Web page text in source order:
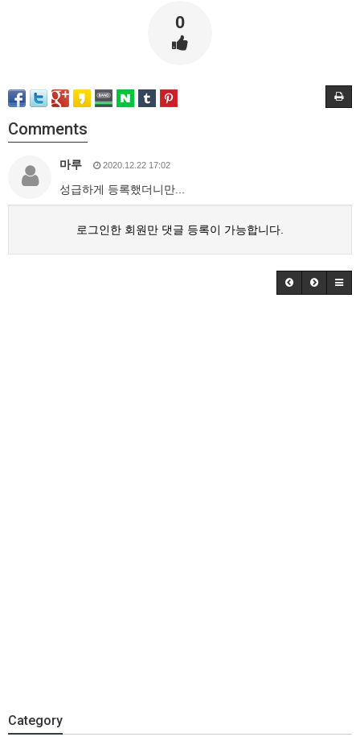
0
Comments
마루 2020.12.22 17:02
성급하게 등록했더니만...
로그인한 회원만 댓글 등록이 가능합니다.
Category